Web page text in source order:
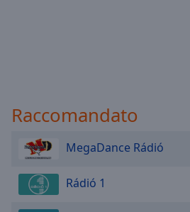
Raccomandato
MegaDance Rádió
Rádió 1